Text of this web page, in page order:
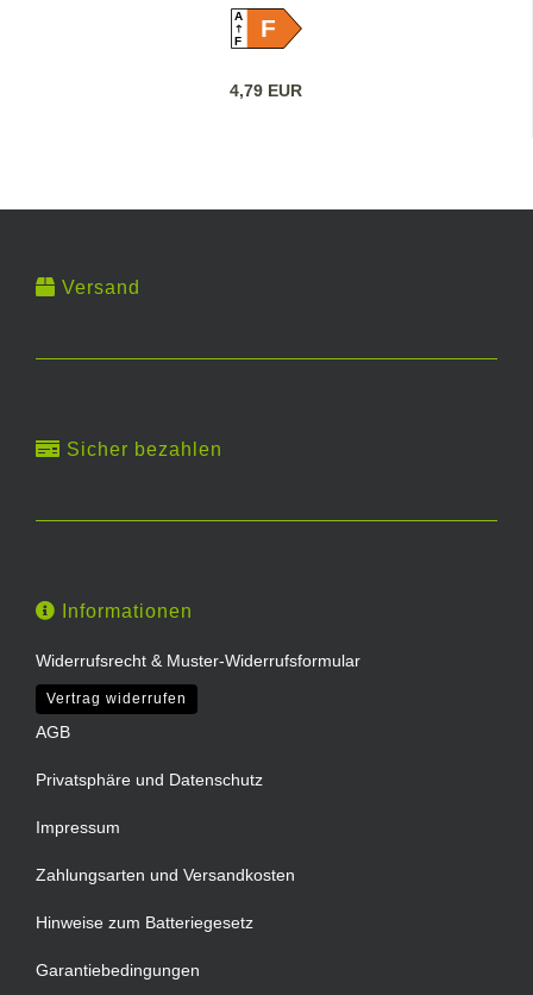
A
FF
4,79 EUR
Versand
Sicher bezahlen
Informationen
Widerrufsrecht & Muster-Widerrufsformular
Vertrag widerrufen
AGB
Privatsphäre und Datenschutz
Impressum
Zahlungsarten und Versandkosten
Hinweise zum Batteriegesetz
Garantiebedingungen